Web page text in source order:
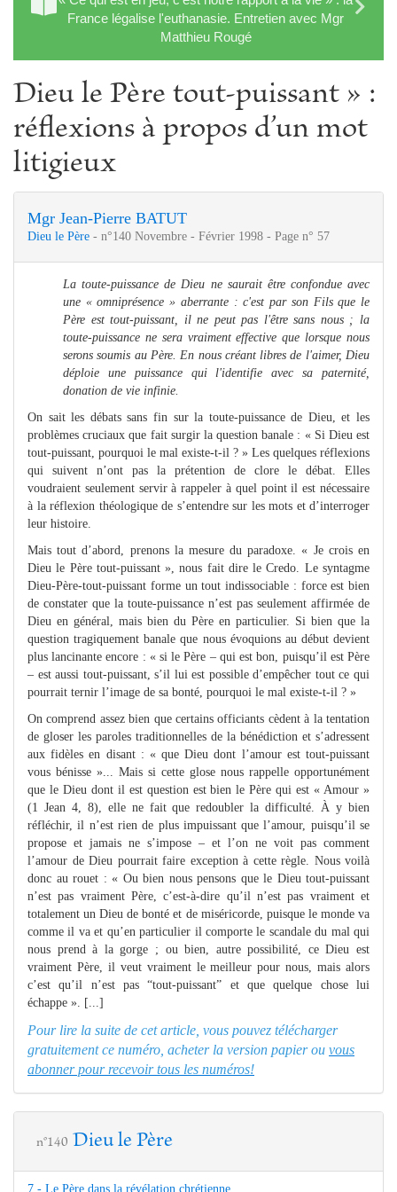
France légalise l'euthanasie. Entretien avec Mgr
Matthieu Rougé
Dieu le Père tout-puissant » :
réflexions à propos d’un mot
litigieux
Mgr Jean-Pierre BATUT
Dieu le Père - n°140 Novembre - Février 1998 - Page n° 57
La toute-puissance de Dieu ne saurait être confondue avec
une « omniprésence » aberrante : c'est par son Fils que le
Père est tout-puissant, il ne peut pas l'être sans nous ; la
toute-puissance ne sera vraiment effective que lorsque nous
serons soumis au Père. En nous créant libres de l'aimer, Dieu
déploie une puissance qui l'identifie avec sa paternité,
donation de vie infinie.
On sait les débats sans fin sur la toute-puissance de Dieu, et les
problèmes cruciaux que fait surgir la question banale : « Si Dieu est
tout-puissant, pourquoi le mal existe-t-il ? » Les quelques réflexions
qui suivent n’ont pas la prétention de clore le débat. Elles
voudraient seulement servir à rappeler à quel point il est nécessaire
à la réflexion théologique de s’entendre sur les mots et d’interroger
leur histoire.
Mais tout d’abord, prenons la mesure du paradoxe. « Je crois en
Dieu le Père tout-puissant », nous fait dire le Credo. Le syntagme
Dieu-Père-tout-puissant forme un tout indissociable : force est bien
de constater que la toute-puissance n’est pas seulement affirmée de
Dieu en général, mais bien du Père en particulier. Si bien que la
question tragiquement banale que nous évoquions au début devient
plus lancinante encore : « si le Père – qui est bon, puisqu’il est Père
– est aussi tout-puissant, s’il lui est possible d’empêcher tout ce qui
pourrait ternir l’image de sa bonté, pourquoi le mal existe-t-il ? »
On comprend assez bien que certains officiants cèdent à la tentation
de gloser les paroles traditionnelles de la bénédiction et s’adressent
aux fidèles en disant : « que Dieu dont l’amour est tout-puissant
vous bénisse »... Mais si cette glose nous rappelle opportunément
que le Dieu dont il est question est bien le Père qui est « Amour »
(1 Jean 4, 8), elle ne fait que redoubler la difficulté. À y bien
réfléchir, il n’est rien de plus impuissant que l’amour, puisqu’il se
propose et jamais ne s’impose – et l’on ne voit pas comment
l’amour de Dieu pourrait faire exception à cette règle. Nous voilà
donc au rouet : « Ou bien nous pensons que le Dieu tout-puissant
n’est pas vraiment Père, c’est-à-dire qu’il n’est pas vraiment et
totalement un Dieu de bonté et de miséricorde, puisque le monde va
comme il va et qu’en particulier il comporte le scandale du mal qui
nous prend à la gorge ; ou bien, autre possibilité, ce Dieu est
vraiment Père, il veut vraiment le meilleur pour nous, mais alors
c’est qu’il n’est pas “tout-puissant” et que quelque chose lui
échappe ». [...]
Pour lire la suite de cet article, vous pouvez télécharger
gratuitement ce numéro, acheter la version papier ou vous
abonner pour recevoir tous les numéros!
n°140 Dieu le Père
7 - Le Père dans la révélation chrétienne